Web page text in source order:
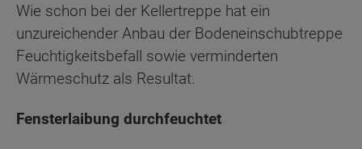
Wie schon bei der Kellertreppe hat ein
unzureichender Anbau der Bodeneinschubtreppe
Feuchtigkeitsbefall sowie verminderten
Wärmeschutz als Resultat.
Fensterlaibung durchfeuchtet